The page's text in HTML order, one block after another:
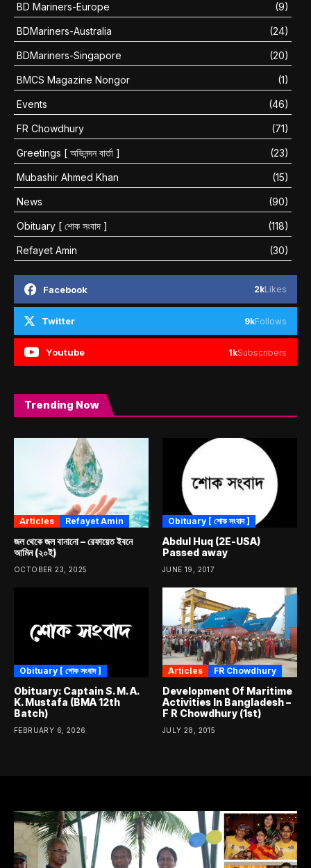
BD Mariners-Europe (9)
BDMariners-Australia (24)
BDMariners-Singapore (20)
BMCS Magazine Nongor (1)
Events (46)
FR Chowdhury (71)
Greetings [ অভিনন্দন বার্তা ] (23)
Mubashir Ahmed Khan (15)
News (90)
Obituary [ শোক সংবাদ ] (118)
Refayet Amin (30)
Facebook 2kLikes
Twitter 9kFollows
Youtube 1kSubscribers
Trending Now
Articles Refayet Amin
জল থেকে জল বানানো – রেফায়েত ইবনে
আমিন (২০ই)
OCTOBER 23, 2025
Obituary [ শোক সংবাদ ]
Abdul Huq (2E-USA)
Passed away
JUNE 19, 2017
Obituary [ শোক সংবাদ ]
Obituary: Captain S. M. A.
K. Mustafa (BMA 12th
Batch)
FEBRUARY 6, 2026
Articles FR Chowdhury
Development Of Maritime
Activities In Bangladesh –
F R Chowdhury (1st)
JULY 28, 2015